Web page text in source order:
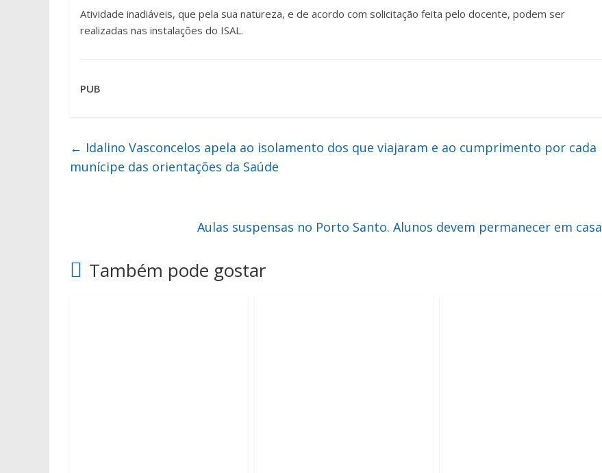
Atividade inadiáveis, que pela sua natureza, e de acordo com solicitação feita pelo docente, podem ser
realizadas nas instalações do ISAL.
PUB
← Idalino Vasconcelos apela ao isolamento dos que viajaram e ao cumprimento por cada
munícipe das orientações da Saúde
Aulas suspensas no Porto Santo. Alunos devem permanecer em casa
Também pode gostar